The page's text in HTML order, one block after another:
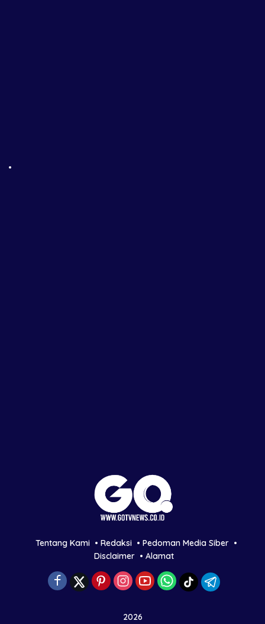
Tentang Kami Redaksi
Pedoman Media Siber
Disclaimer
Alamat
2026